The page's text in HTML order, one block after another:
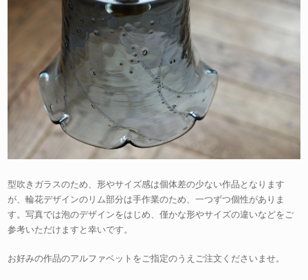
型吹きガラスのため、形やサイズ感は個体差の少ない作品となります
が、輪花デザインのリム部分は手作業のため、一つずつ個性がありま
す。写真では泡のデザインをはじめ、僅かな形やサイズの違いなどをご
参考いただけますと幸いです。
お好みの作品のアルファベットをご指定のうえご注文くださいませ。